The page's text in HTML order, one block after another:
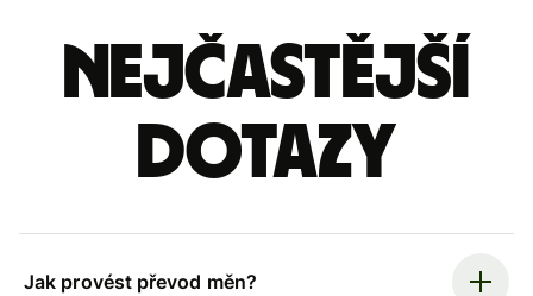
Nejčastější
dotazy
Jak provést převod měn?